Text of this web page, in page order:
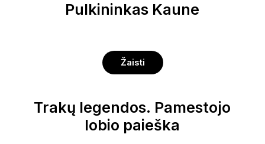
Pulkininkas Kaune
Žaisti
Trakų legendos. Pamestojo
lobio paieška